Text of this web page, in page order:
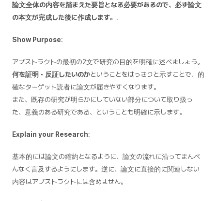
論文全体の内容を踏まえた要旨となる必要があるので、必ず論文
の本文が完成した後に作成します。 .
Show Purpose:
アブストラクトの最初の2文で研究の目的を明確に述べましょう。
何を証明・反証したいのかということをはっきりと示すことで、的
確なターゲット読者に論文が届きやすくなります。
また、既存の研究が明らかにしていない部分について取り扱っ
た、意義のある研究である、ということも明確に示します。
Explain your Research:
基本的には論文の縮約となるように、論文の流れに沿ってまんべ
んなく言及するようにします。逆に、論文に直接的に関連しない
内容はアブストラクトには含めません。